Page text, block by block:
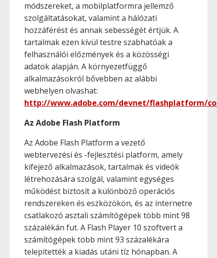
módszereket, a mobilplatformra jellemző
szolgáltatásokat, valamint a hálózati
hozzáférést és annak sebességét értjük. A
tartalmak ezen kívül testre szabhatóak a
felhasználói előzmények és a közösségi
adatok alapján. A környezetfüggő
alkalmazásokról bővebben az alábbi
webhelyen olvashat:
http://www.adobe.com/devnet/flashplatform/
Az Adobe Flash Platform
Az Adobe Flash Platform a vezető
webtervezési és -fejlesztési platform, amely
kifejező alkalmazások, tartalmak és videók
létrehozására szolgál, valamint egységes
működést biztosít a különböző operációs
rendszereken és eszközökön, és az internetre
csatlakozó asztali számítógépek több mint 98
százalékán fut. A Flash Player 10 szoftvert a
számítógépek több mint 93 százalékára
telepítették a kiadás utáni tíz hónapban. A